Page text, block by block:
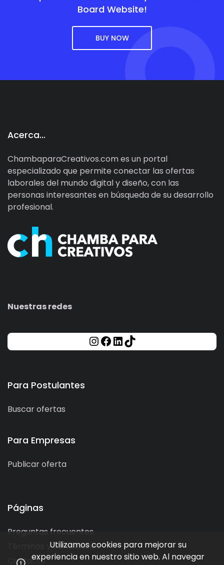
Board Website!
BUY NOW
Acerca…
ChambaparaCreativos.com es un portal
especializado que permite conectar las ofertas
laborales del mundo digital y diseño, con las
personas interesantes en búsqueda de su desarrollo
profesional.
Nuestras redes
Para Postulantes
Buscar ofertas
Para Empresas
Publicar oferta
Páginas
Preguntas frecuentes
Términos y condiciones
Contacto
Utilizamos cookies para mejorar su
experiencia en nuestro sitio web. Al navegar